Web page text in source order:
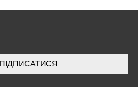
ПІДПИСАТИСЯ